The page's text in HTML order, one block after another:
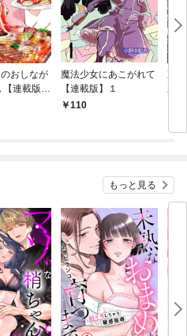
おしなが
連載版】
魔法少女にあこがれて
【連載版】１
110
東
か
な
もっと見る